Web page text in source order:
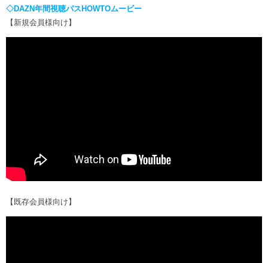
◇DAZN年間視聴パスHOWTOムービー
【新規会員様向け】
【既存会員様向け】